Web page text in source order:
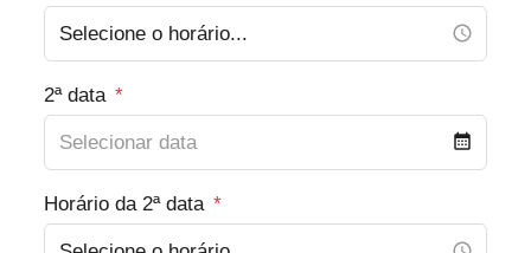
2ª data *
Horário da 2ª data *